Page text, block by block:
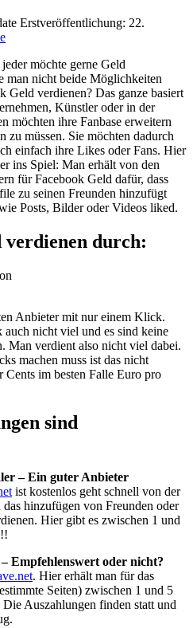
Erstveröffentlichung: 22.
möchte gerne Geld
man nicht beide Möglichkeiten
Geld verdienen? Das ganze basiert
Künstler oder in der
möchten ihre Fanbase erweitern
zu müssen. Sie möchten dadurch
einfach ihre Likes oder Fans. Hier
ins Spiel: Man erhält von den
für Facebook Geld dafür, dass
zu seinen Freunden hinzufügt
Posts, Bilder oder Videos liked.
durch:
Anbieter mit nur einem Klick.
nicht viel und es sind keine
Man verdient also nicht viel dabei.
machen muss ist das nicht
Cents im besten Falle Euro pro
sind
–Ein guter Anbieter
ist kostenlos geht schnell von der
hinzufügen von Freunden oder
Hier gibt es zwischen 1 und
Empfehlenswert oder nicht?
. Hier erhält man für das
Seiten) zwischen 1 und 5
Auszahlungen finden statt und